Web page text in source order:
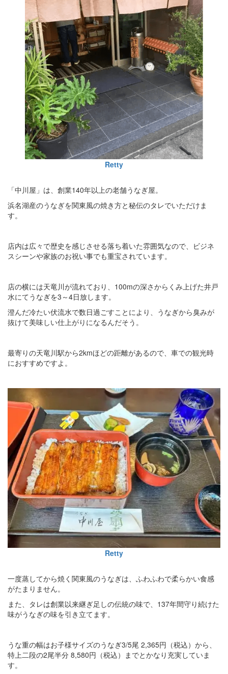
Retty
「中川屋」は、創業140年以上の老舗うなぎ屋。
浜名湖産のうなぎを関東風の焼き方と秘伝のタレでいただけま
す。
店内は広々で歴史を感じさせる落ち着いた雰囲気なので、ビジネ
スシーンや家族のお祝い事でも重宝されています。
店の横には天竜川が流れており、100mの深さからくみ上げた井戸
水にてうなぎを3～4日放します。
澄んだ冷たい伏流水で数日過ごすことにより、うなぎから臭みが
抜けて美味しい仕上がりになるんだそう。
最寄りの天竜川駅から2kmほどの距離があるので、車での観光時
におすすめですよ。
Retty
一度蒸してから焼く関東風のうなぎは、ふわふわで柔らかい食感
がたまりません。
また、タレは創業以来継ぎ足しの伝統の味で、137年間守り続けた
味がうなぎの味を引き立てます。
うな重の幅はお子様サイズのうなぎ3/5尾 2,365円（税込）から、
特上二段の2尾半分 8,580円（税込）までとかなり充実していま
す。